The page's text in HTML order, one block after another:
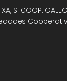
S. COOP.